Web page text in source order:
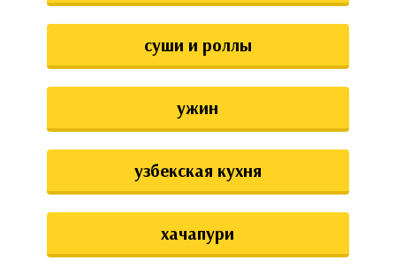
суши и роллы
ужин
узбекская кухня
хачапури